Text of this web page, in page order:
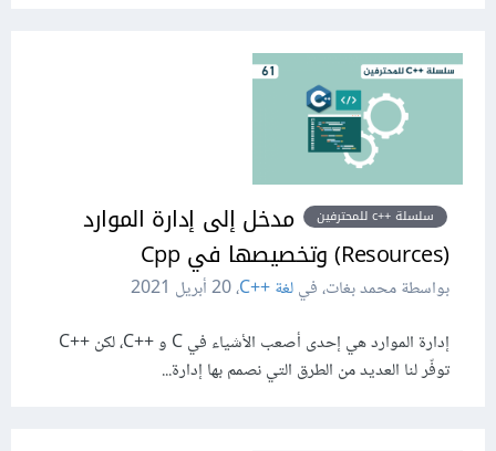
سلسلة ++c للمحترفين
مدخل إلى إدارة الموارد
(Resources) وتخصيصها في Cpp
بواسطة محمد بغات، فيلغة C++‎ ،20 أبريل 2021
إدارة الموارد هي إحدى أصعب الأشياء في C و C++‎، لكن C++‎
توفّر لنا العديد من الطرق التي نصمم بها إدارة...